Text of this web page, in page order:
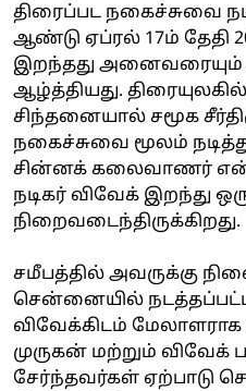
திரைப்பட நகைச்சுவை
ஆண்டு ஏப்ரல் 17ம் தேதி
இறந்தது அனைவரையும்
ஆழ்த்தியது.
சிந்தனையால் சமூக
நகைச்சுவை மூலம்
சின்னக் கலைவாணர்
நடிகர் விவேக் இறந்து
நிறைவடைந்திருக்கிறது.
சமீபத்தில் அவருக்கு
சென்னையில்
விவேக்கிடம்
முருகன் மற்றும்
சேர்ந்தவர்கள் ஏற்பாடு